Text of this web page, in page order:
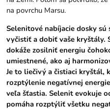
na povrchu Marsu.
Selenitové nabíjacie dosky sú
vyčistiť a dobiť vaše kryštály.
dokáže zosilniť energiu
umiestnené, ako aj
Je to liečivý a čistiaci kryštál,
rozptýlenie negatívnej
veľa šťastia. Selenit evokuje
pomáha rozptýliť všetku